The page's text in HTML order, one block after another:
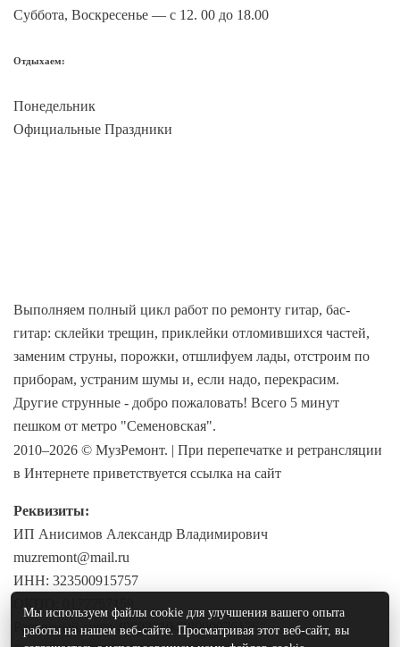
Суббота, Воскресенье — с 12. 00 до 18.00
Отдыхаем:
Понедельник
Официальные Праздники
Выполняем полный цикл работ по ремонту гитар, бас-
гитар: склейки трещин, приклейки отломившихся частей,
заменим струны, порожки, отшлифуем лады, отстроим по
приборам, устраним шумы и, если надо, перекрасим.
Другие струнные - добро пожаловать! Всего 5 минут
пешком от метро "Семеновская".
2010–2026 © МузРемонт. | При перепечатке и ретрансляции
в Интернете приветствуется ссылка на сайт
Реквизиты:
ИП Анисимов Александр Владимирович
muzremont@mail.ru
ИНН: 323500915757
Расчетный счет: 40802810438000076176
Мы используем файлы cookie для улучшения вашего опыта
работы на нашем веб-сайте. Просматривая этот веб-сайт, вы